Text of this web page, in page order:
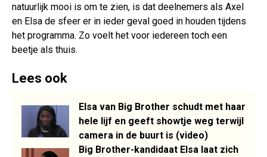
natuurlijk mooi is om te zien, is dat deelnemers als Axel
en Elsa de sfeer er in ieder geval goed in houden tijdens
het programma. Zo voelt het voor iedereen toch een
beetje als thuis.
Lees ook
Elsa van Big Brother schudt met haar
hele lijf en geeft showtje weg terwijl
camera in de buurt is (video)
Big Brother-kandidaat Elsa laat zich